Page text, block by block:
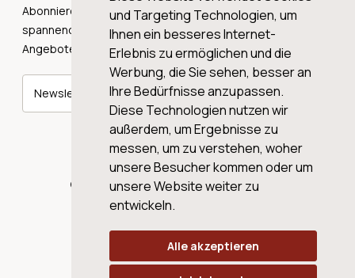
und Targeting Technologien, um
Ihnen ein besseres Internet-
Erlebnis zu ermöglichen und die
Werbung, die Sie sehen, besser an
Ihre Bedürfnisse anzupassen.
Diese Technologien nutzen wir
außerdem, um Ergebnisse zu
messen, um zu verstehen, woher
unsere Besucher kommen oder um
unsere Website weiter zu
entwickeln.
Alle akzeptieren
Abonnieren Sie unseren Newsletter und erhalten Sie
spannende Weingeschichten, Neuigkeiten und tolle
Angebote direkt in Ihre Mailbox.
Newsletter abonnieren
© 2026 WINE AG VALENTIN & VON SALIS